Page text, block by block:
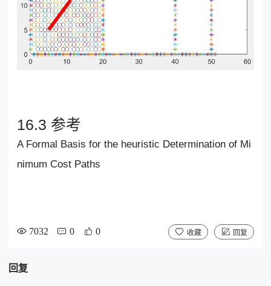
16.3 参考
A Formal Basis for the heuristic Determination of Mi
nimum Cost Paths
7032 0 0 收藏 回复
回复